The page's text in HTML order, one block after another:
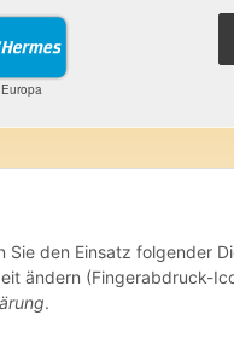
Sie den Einsatz folgender
ändern (Fingerabdruck-
.
Europa
besondere Kräfte
Unterlagen bisher weder
auf Überlieferungen und
kein Medikamentenersatz.